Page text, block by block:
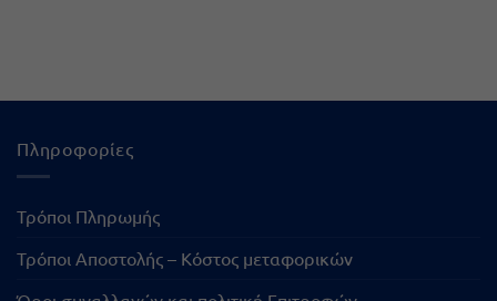
Πληροφορίες
Τρόποι Πληρωμής
Τρόποι Αποστολής – Κόστος μεταφορικών